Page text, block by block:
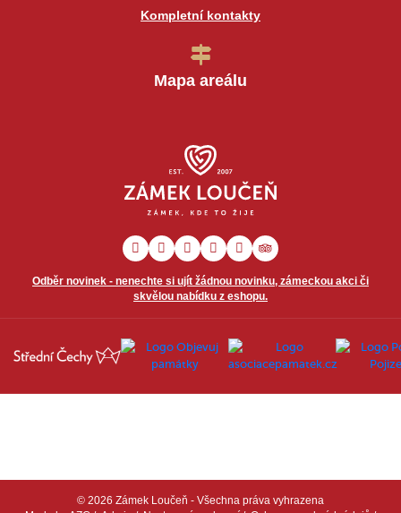
Odběr novinek - nenechte si ujít žádnou novinku, zámeckou akci či
skvělou nabídku z eshopu.
Kompletní kontakty
Mapa areálu
© 2026 Zámek Loučeň - Všechna práva vyhrazena